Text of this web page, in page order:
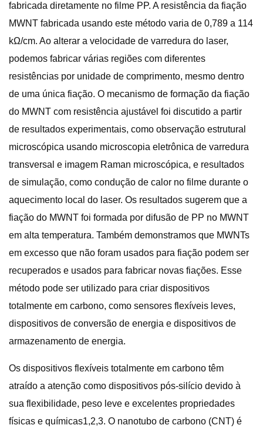
fabricada diretamente no filme PP. A resistência da fiação
MWNT fabricada usando este método varia de 0,789 a 114
kΩ/cm. Ao alterar a velocidade de varredura do laser,
podemos fabricar várias regiões com diferentes
resistências por unidade de comprimento, mesmo dentro
de uma única fiação. O mecanismo de formação da fiação
do MWNT com resistência ajustável foi discutido a partir
de resultados experimentais, como observação estrutural
microscópica usando microscopia eletrônica de varredura
transversal e imagem Raman microscópica, e resultados
de simulação, como condução de calor no filme durante o
aquecimento local do laser. Os resultados sugerem que a
fiação do MWNT foi formada por difusão de PP no MWNT
em alta temperatura. Também demonstramos que MWNTs
em excesso que não foram usados ​​para fiação podem ser
recuperados e usados ​​para fabricar novas fiações. Esse
método pode ser utilizado para criar dispositivos
totalmente em carbono, como sensores flexíveis leves,
dispositivos de conversão de energia e dispositivos de
armazenamento de energia.
Os dispositivos flexíveis totalmente em carbono têm
atraído a atenção como dispositivos pós-silício devido à
sua flexibilidade, peso leve e excelentes propriedades
físicas e químicas1,2,3. O nanotubo de carbono (CNT) é